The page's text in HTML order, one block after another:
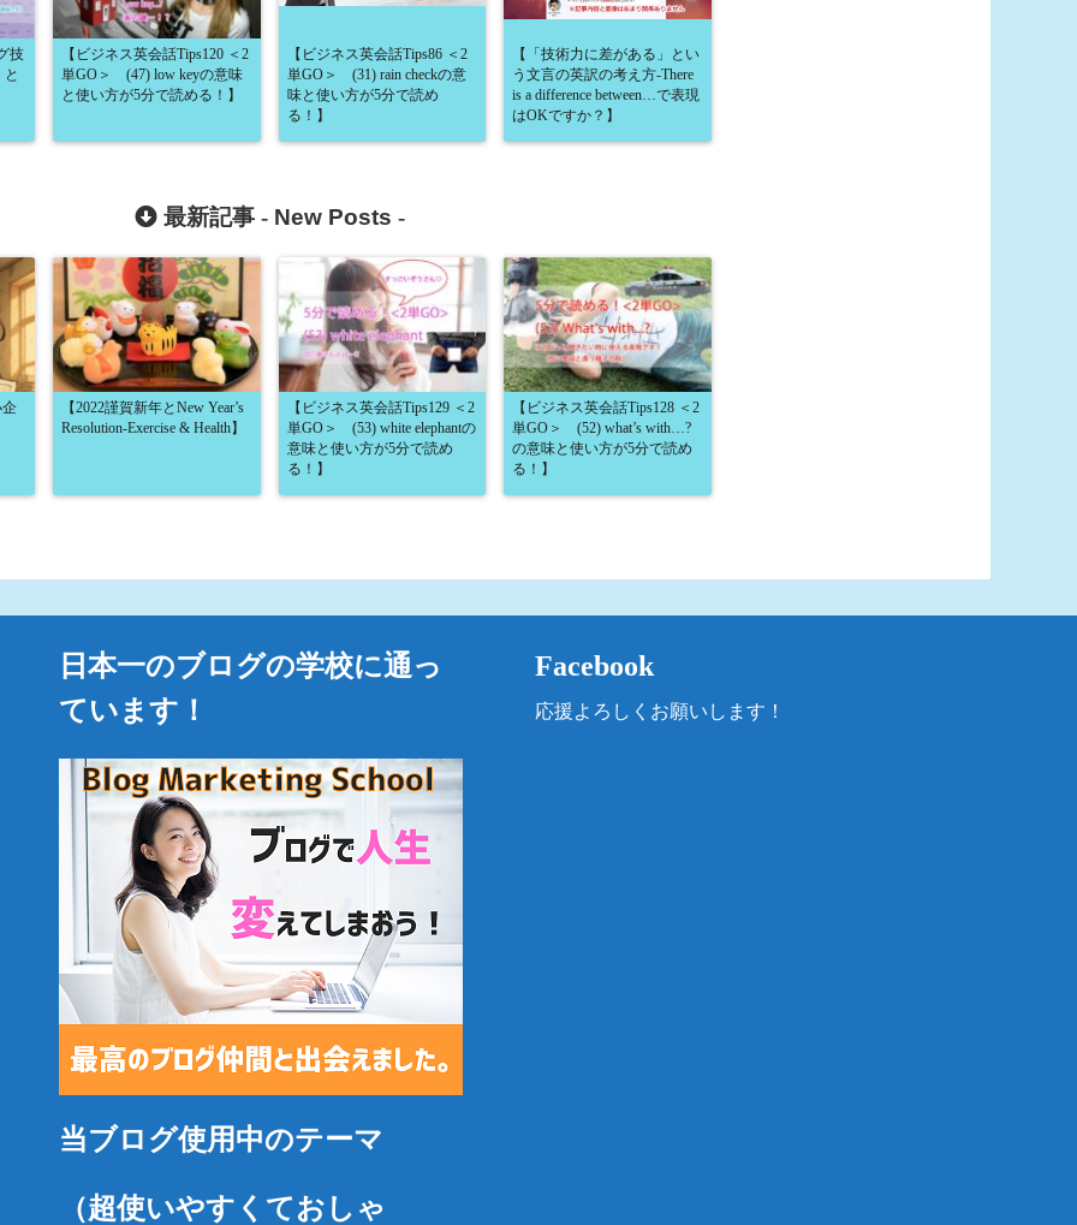
技
【ビジネス英会話Tips120 ＜2
単GO＞ (47) low keyの意味
と使い方が5分で読める！】
【ビジネス英会話Tips86 ＜2
単GO＞ (31) rain checkの意
味と使い方が5分で読め
る！】
【「技術力に差がある」とい
う文言の英訳の考え方-There
is a difference between…で表現
はOKですか？】
最新記事 - New Posts -
【2022謹賀新年とNew Year’s
Resolution-Exercise & Health】
【ビジネス英会話Tips129 ＜2
単GO＞ (53) white elephantの
意味と使い方が5分で読め
る！】
【ビジネス英会話Tips128 ＜2
単GO＞ (52) what’s with…?
の意味と使い方が5分で読め
る！】
日本一のブログの学校に通っ
ています！
当ブログ使用中のテーマ
（超使いやすくておしゃ
Facebook
応援よろしくお願いします！